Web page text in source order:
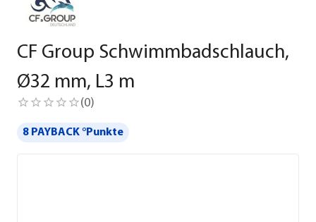
CF Group Schwimmbadschlauch,
Ø32 mm, L3 m
(0)
8 PAYBACK °Punkte